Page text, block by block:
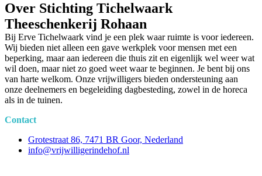
Over Stichting Tichelwaark
Theeschenkerij Rohaan
Bij Erve Tichelwaark vind je een plek waar ruimte is voor iedereen.
Wij bieden niet alleen een gave werkplek voor mensen met een
beperking, maar aan iedereen die thuis zit en eigenlijk wel weer wat
wil doen, maar niet zo goed weet waar te beginnen. Je bent bij ons
van harte welkom. Onze vrijwilligers bieden ondersteuning aan
onze deelnemers en begeleiding dagbesteding, zowel in de horeca
als in de tuinen.
Contact
Grotestraat 86, 7471 BR Goor, Nederland
info@vrijwilligerindehof.nl